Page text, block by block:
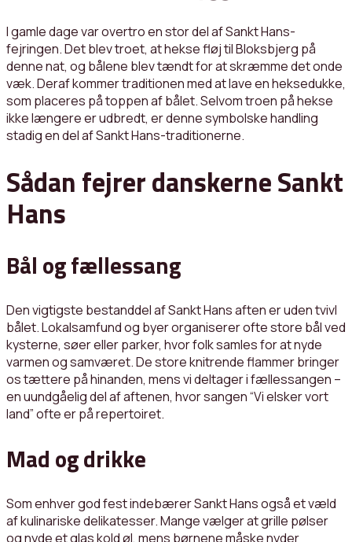
I gamle dage var overtro en stor del af Sankt Hans-
fejringen. Det blev troet, at hekse fløj til Bloksbjerg på
denne nat, og bålene blev tændt for at skræmme det onde
væk. Deraf kommer traditionen med at lave en heksedukke,
som placeres på toppen af bålet. Selvom troen på hekse
ikke længere er udbredt, er denne symbolske handling
stadig en del af Sankt Hans-traditionerne.
Sådan fejrer danskerne Sankt
Hans
Bål og fællessang
Den vigtigste bestanddel af Sankt Hans aften er uden tvivl
bålet. Lokalsamfund og byer organiserer ofte store bål ved
kysterne, søer eller parker, hvor folk samles for at nyde
varmen og samværet. De store knitrende flammer bringer
os tættere på hinanden, mens vi deltager i fællessangen –
en uundgåelig del af aftenen, hvor sangen “Vi elsker vort
land” ofte er på repertoiret.
Mad og drikke
Som enhver god fest indebærer Sankt Hans også et væld
af kulinariske delikatesser. Mange vælger at grille pølser
og nyde et glas kold øl, mens børnene måske nyder